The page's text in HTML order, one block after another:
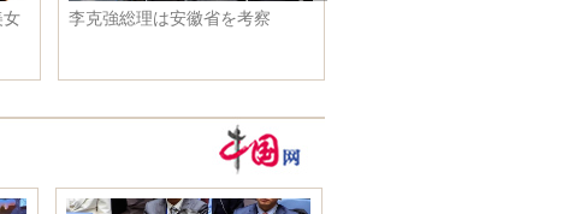
李克強総理はドイツのメルケル